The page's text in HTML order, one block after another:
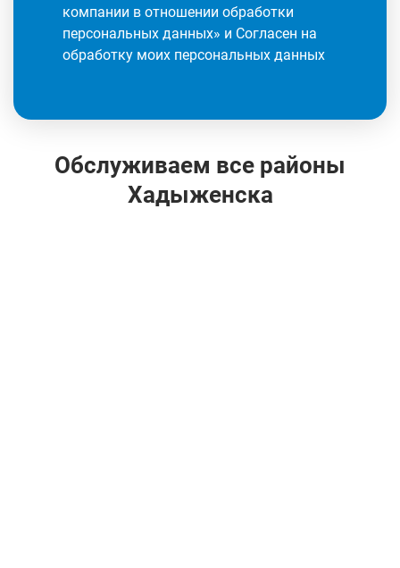
компании в отношении обработки
персональных данных» и Согласен на
обработку моих персональных данных
Обслуживаем все районы
Хадыженска